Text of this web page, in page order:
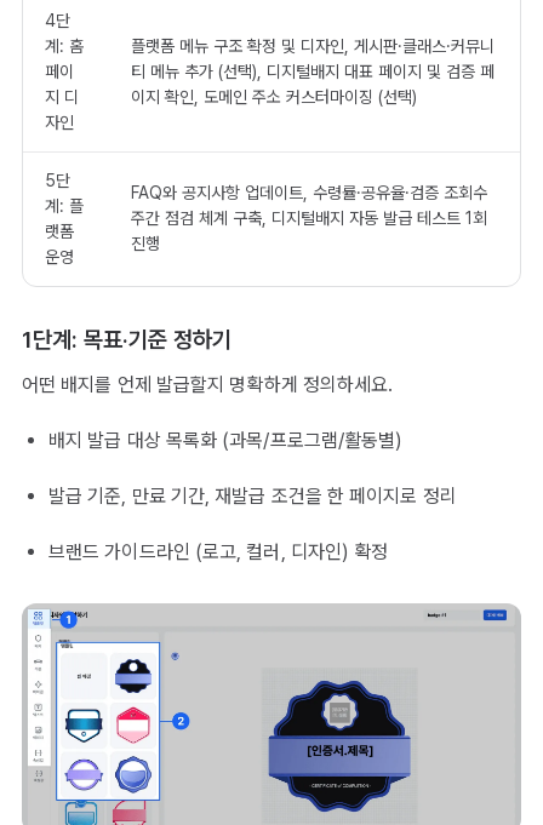
4단
계: 홈
페이
지 디
자인
플랫폼 메뉴 구조 확정 및 디자인, 게시판·클래스·커뮤니
티 메뉴 추가 (선택), 디지털배지 대표 페이지 및 검증 페
이지 확인, 도메인 주소 커스터마이징 (선택)
5단
계: 플
랫폼
운영
FAQ와 공지사항 업데이트, 수령률·공유율·검증 조회수
주간 점검 체계 구축, 디지털배지 자동 발급 테스트 1회
진행
1단계: 목표·기준 정하기
어떤 배지를 언제 발급할지 명확하게 정의하세요.
배지 발급 대상 목록화 (과목/프로그램/활동별)
발급 기준, 만료 기간, 재발급 조건을 한 페이지로 정리
브랜드 가이드라인 (로고, 컬러, 디자인) 확정